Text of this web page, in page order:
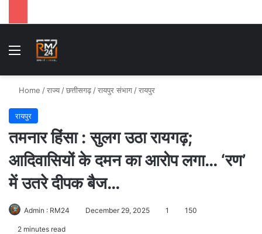
Menu
Home /राज्य /छत्तीसगढ़ /रायपुर संभाग /रायपुर
रायपुर
तमनार हिंसा : सुलग उठा रायगढ़;
आदिवासियों के दमन का आरोप लगा… ‘रण’
में उतरे दीपक बैज…
Admin : RM24 December 29, 2025 1 150
2 minutes read